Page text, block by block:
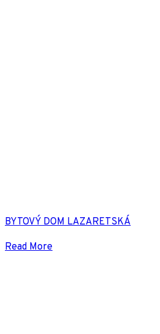
BYTOVÝ DOM LAZARETSKÁ
Read More